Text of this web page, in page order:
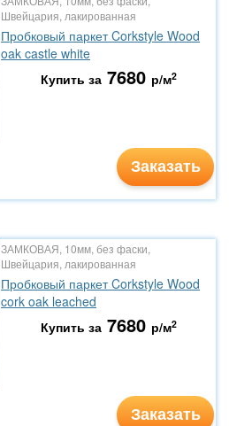
Швейцария, лакированная
Пробковый паркет Corkstyle Wood
oak castle white
Купить за 7680 р/м2
Заказать
ЗАМКОВАЯ, 10мм, без фаски,
Швейцария, лакированная
Пробковый паркет Corkstyle Wood
cork oak leached
Купить за 7680 р/м2
Заказать